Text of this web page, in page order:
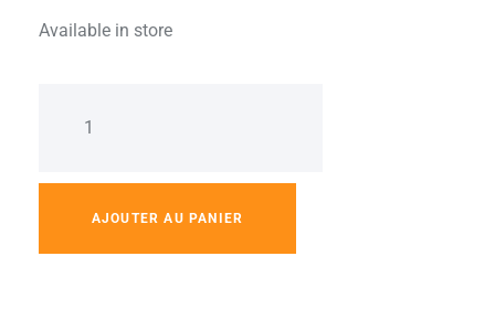
Available in store
AJOUTER AU PANIER